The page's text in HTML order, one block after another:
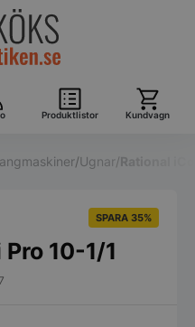
Produktlistor Kundvagn
/Ugnar/Rational
SPARA 35%
10-1/1